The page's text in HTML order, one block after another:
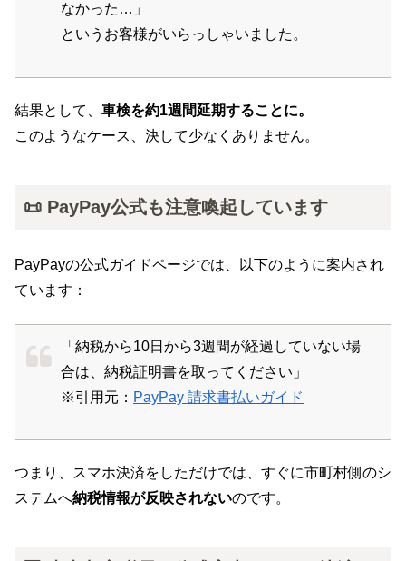
なかった…」
というお客様がいらっしゃいました。
結果として、 車検を約1週間延期することに。
このようなケース、決して少なくありません。
📜 PayPay公式も注意喚起しています
PayPayの公式ガイドページでは、以下のように案内され
ています：
「納税から10日から3週間が経過していない場
合は、納税証明書を取ってください」
※引用元： PayPay 請求書払いガイド
つまり、スマホ決済をしただけでは、すぐに市町村側のシ
ステムへ納税情報が反映されないのです。